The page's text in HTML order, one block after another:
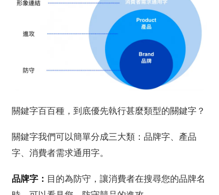
關鍵字百百種，到底優先執行甚麼類型的關鍵字？
關鍵字我們可以簡單分成三大類：品牌字、產品
字、消費者需求通用字。
品牌字： 目的為防守，讓消費者在搜尋您的品牌名